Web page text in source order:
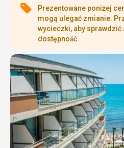
Prezentowane poniżej
mogą ulegać zmianie.
wycieczki, aby sprawdzić
dostępność.